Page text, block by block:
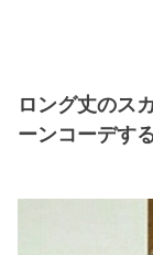
ロング丈のス
ーンコーデす